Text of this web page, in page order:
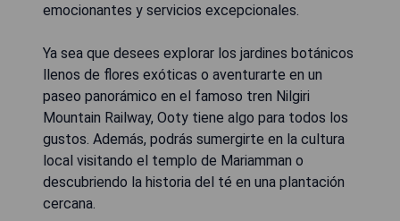
emocionantes y servicios excepcionales.
Ya sea que desees explorar los jardines botánicos
llenos de flores exóticas o aventurarte en un
paseo panorámico en el famoso tren Nilgiri
Mountain Railway, Ooty tiene algo para todos los
gustos. Además, podrás sumergirte en la cultura
local visitando el templo de Mariamman o
descubriendo la historia del té en una plantación
cercana.